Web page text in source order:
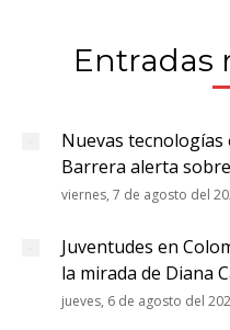
Entradas
Nuevas tecnologías
Barrera alerta
viernes, 7 de agosto del
Juventudes en
la mirada de Diana
jueves, 6 de agosto del